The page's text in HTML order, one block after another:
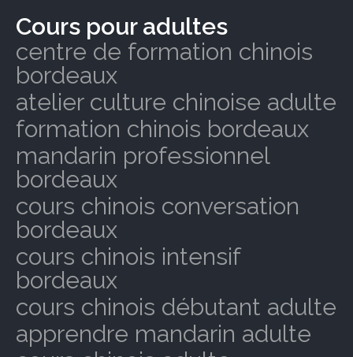
Cours pour adultes
centre de formation chinois
bordeaux
atelier culture chinoise adulte
formation chinois bordeaux
mandarin professionnel
bordeaux
cours chinois conversation
bordeaux
cours chinois intensif
bordeaux
cours chinois débutant adulte
apprendre mandarin adulte